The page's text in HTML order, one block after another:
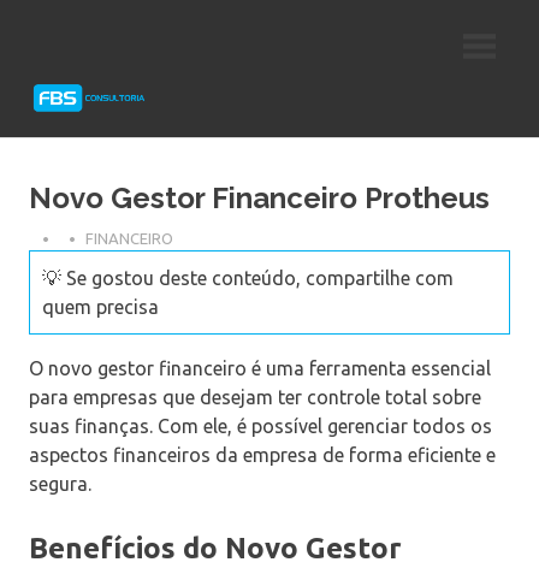
Protheus
Novo Gestor Financeiro Protheus
FINANCEIRO
💡 Se gostou deste conteúdo, compartilhe com
quem precisa
O novo gestor financeiro é uma ferramenta essencial
para empresas que desejam ter controle total sobre
suas finanças. Com ele, é possível gerenciar todos os
aspectos financeiros da empresa de forma eficiente e
segura.
Benefícios do Novo Gestor